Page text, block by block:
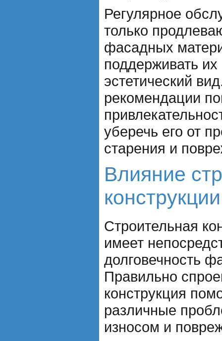
Регулярное
только
фасадных
поддерживать их
эстетический
рекомендации
уберечь его от
старения и
Влияние
конструкции
Строительная
имеет
долговечность
Правильно
конструкция
различные
износом и